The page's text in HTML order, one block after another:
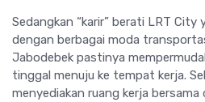
Sedangkan “karir” berati LRT
dengan berbagai moda
Jabodebek pastinya
tinggal menuju ke tempat kerja.
menyediakan ruang kerja